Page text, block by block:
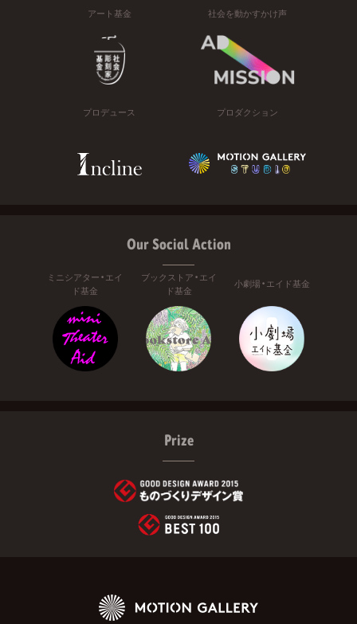
アート基金 社会を動かすかけ声
プロデュース プロダクション
Our Social Action
ミニシアター・エイ
ド基金
ブックストア・エイ
ド基金
小劇場・エイド基金
Prize